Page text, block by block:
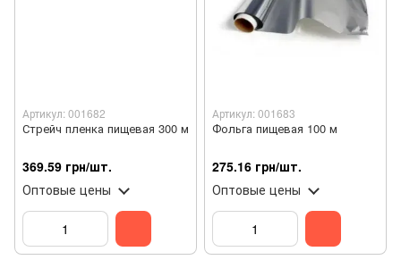
Артикул: 001682
Стрейч пленка пищевая 300 м
369.59 грн/шт.
Оптовые цены
Артикул: 001683
Фольга пищевая 100 м
275.16 грн/шт.
Оптовые цены